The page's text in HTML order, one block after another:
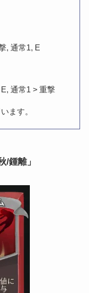
, 通常1, E
通常1 > 重撃
ます。
/鍾離」